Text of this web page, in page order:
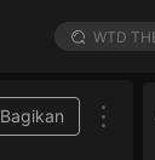
Bagikan